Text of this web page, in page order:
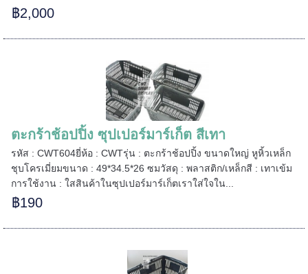
฿2,000
ตะกร้าช้อปปิ้ง ซุปเปอร์มาร์เก็ต สีเทา
รหัส : CWT604ยี่ห้อ : CWTรุ่น : ตะกร้าช้อปปิ้ง ขนาดใหญ่ หูหิ้วเหล็ก
ชุบโครเมี่ยมขนาด : 49*34.5*26 ซมวัสดุ : พลาสติก/เหล็กสี : เทาเข้ม
การใช้งาน : ใสสินค้าในซุปเปอร์มาร์เก็ตเราใส่ใจใน...
฿190